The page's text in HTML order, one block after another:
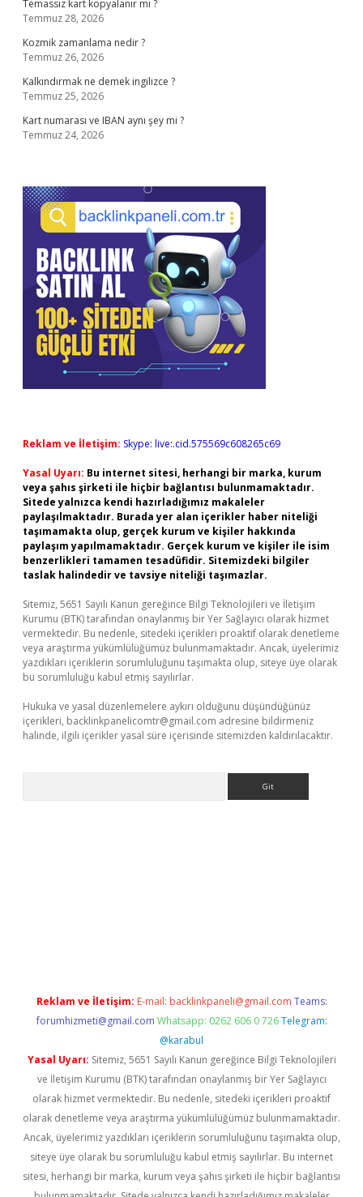
Temassız kart kopyalanır mı ?
Temmuz 28, 2026
Kozmik zamanlama nedir ?
Temmuz 26, 2026
Kalkındırmak ne demek ingilizce ?
Temmuz 25, 2026
Kart numarası ve IBAN aynı şey mi ?
Temmuz 24, 2026
Reklam ve İletişim: Skype: live:.cid.575569c608265c69
Yasal Uyarı: Bu internet sitesi, herhangi bir marka, kurum
veya şahıs şirketi ile hiçbir bağlantısı bulunmamaktadır.
Sitede yalnızca kendi hazırladığımız makaleler
paylaşılmaktadır. Burada yer alan içerikler haber niteliği
taşımamakta olup, gerçek kurum ve kişiler hakkında
paylaşım yapılmamaktadır. Gerçek kurum ve kişiler ile isim
benzerlikleri tamamen tesadüfidir. Sitemizdeki bilgiler
taslak halindedir ve tavsiye niteliği taşımazlar.
Sitemiz, 5651 Sayılı Kanun gereğince Bilgi Teknolojileri ve İletişim
Kurumu (BTK) tarafından onaylanmış bir Yer Sağlayıcı olarak hizmet
vermektedir. Bu nedenle, sitedeki içerikleri proaktif olarak denetleme
veya araştırma yükümlülüğümüz bulunmamaktadır. Ancak, üyelerimiz
yazdıkları içeriklerin sorumluluğunu taşımakta olup, siteye üye olarak
bu sorumluluğu kabul etmiş sayılırlar.
Hukuka ve yasal düzenlemelere aykırı olduğunu düşündüğünüz
içerikleri, backlinkpanelicomtr@gmail.com adresine bildirmeniz
halinde, ilgili içerikler yasal süre içerisinde sitemizden kaldırılacaktır.
Reklam ve İletişim: E-mail: backlinkpaneli@gmail.com Teams:
forumhizmeti@gmail.com Whatsapp: 0262 606 0 726 Telegram:
@karabul
Yasal Uyarı: Sitemiz, 5651 Sayılı Kanun gereğince Bilgi Teknolojileri
ve İletişim Kurumu (BTK) tarafından onaylanmış bir Yer Sağlayıcı
olarak hizmet vermektedir. Bu nedenle, sitedeki içerikleri proaktif
olarak denetleme veya araştırma yükümlülüğümüz bulunmamaktadır.
Ancak, üyelerimiz yazdıkları içeriklerin sorumluluğunu taşımakta olup,
siteye üye olarak bu sorumluluğu kabul etmiş sayılırlar. Bu internet
sitesi, herhangi bir marka, kurum veya şahıs şirketi ile hiçbir bağlantısı